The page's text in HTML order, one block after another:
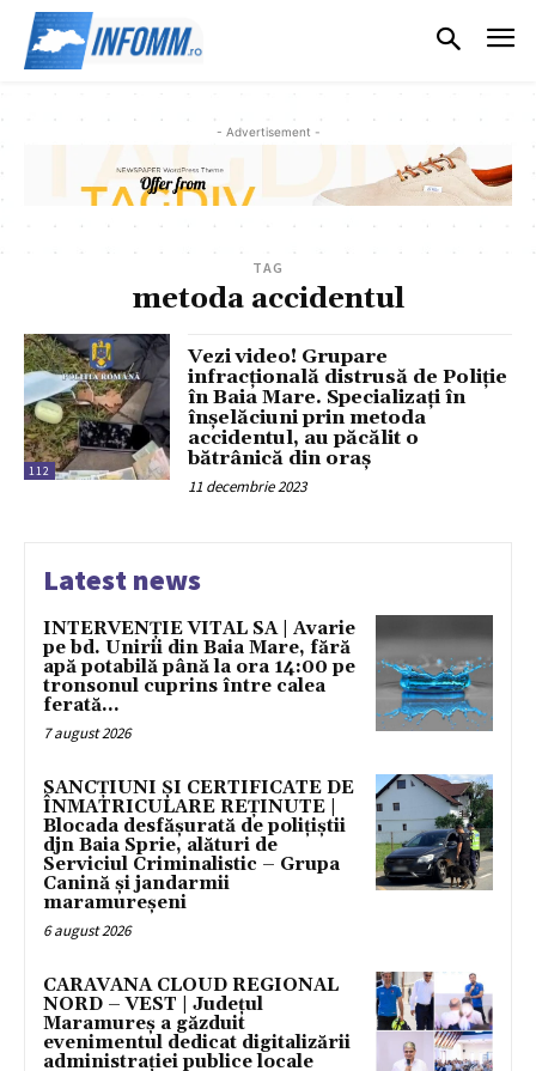
- Advertisement -
TAG
metoda accidentul
112
Vezi video! Grupare
infracțională distrusă de Poliție
în Baia Mare. Specializați în
înșelăciuni prin metoda
accidentul, au păcălit o
bătrânică din oraș
11 decembrie 2023
Latest news
INTERVENȚIE VITAL SA | Avarie
pe bd. Unirii din Baia Mare, fără
apă potabilă până la ora 14:00 pe
tronsonul cuprins între calea
ferată...
7 august 2026
SANCȚIUNI ȘI CERTIFICATE DE
ÎNMATRICULARE REȚINUTE |
Blocada desfășurată de polițiștii
djn Baia Sprie, alături de
Serviciul Criminalistic – Grupa
Canină și jandarmii
maramureșeni
6 august 2026
CARAVANA CLOUD REGIONAL
NORD – VEST | Județul
Maramureș a găzduit
evenimentul dedicat digitalizării
administrației publice locale